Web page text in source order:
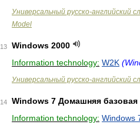
Универсальный русско-английский
Model
13
Windows 2000
Information technology: W2K
Универсальный русско-английский
14
Windows 7 Домашняя базовая
Information technology: Windows